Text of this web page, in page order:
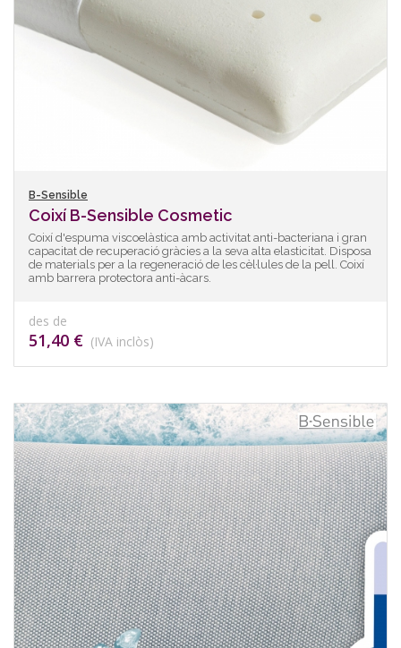
B-Sensible
Coixí B-Sensible Cosmetic
Coixí d'espuma viscoelàstica amb activitat anti-bacteriana i gran
capacitat de recuperació gràcies a la seva alta elasticitat. Disposa
de materials per a la regeneració de les cèl·lules de la pell. Coixí
amb barrera protectora anti-àcars.
des de
51,40 € (IVA inclòs)